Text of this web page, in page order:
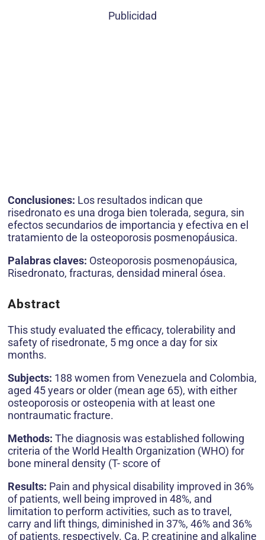
Publicidad
Conclusiones: Los resultados indican que
risedronato es una droga bien tolerada, segura, sin
efectos secundarios de importancia y efectiva en el
tratamiento de la osteoporosis posmenopáusica.
Palabras claves: Osteoporosis posmenopáusica,
Risedronato, fracturas, densidad mineral ósea.
Abstract
This study evaluated the efficacy, tolerability and
safety of risedronate, 5 mg once a day for six
months.
Subjects: 188 women from Venezuela and Colombia,
aged 45 years or older (mean age 65), with either
osteoporosis or osteopenia with at least one
nontraumatic fracture.
Methods: The diagnosis was established following
criteria of the World Health Organization (WHO) for
bone mineral density (T- score of
Results: Pain and physical disability improved in 36%
of patients, well being improved in 48%, and
limitation to perform activities, such as to travel,
carry and lift things, diminished in 37%, 46% and 36%
of patients, respectively. Ca, P, creatinine and alkaline